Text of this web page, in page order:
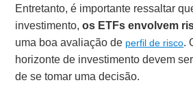
Entretanto, é importante ressaltar
investimento,os ETFs envolvem
uma boa avaliação de perfil de risco.
horizonte de investimento devem
de se tomar uma decisão.